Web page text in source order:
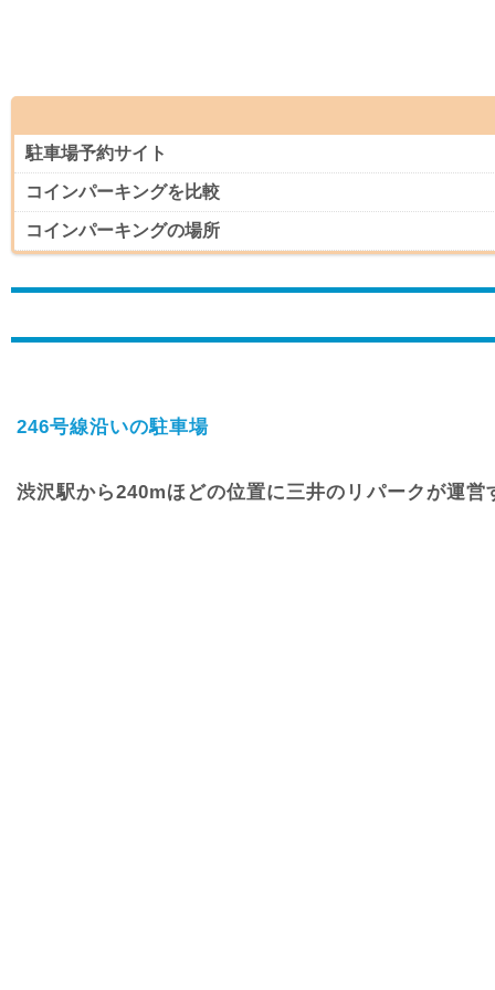
駐車場予約サイト
コインパーキングを比較
コインパーキングの場所
246号線沿いの駐車場
渋沢駅から240mほどの位置に三井のリパークが運